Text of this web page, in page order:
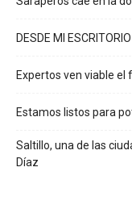
DESDE MI ESCRITORIO
Expertos ven viable el
Estamos listos para
Saltillo, una de las
Díaz